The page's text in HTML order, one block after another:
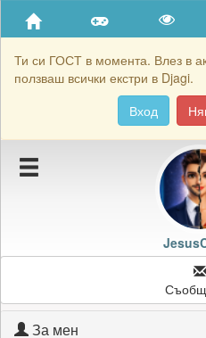
Ти си ГОСТ в момента. Влез в
ползваш всички екстри в Djagi.
Вход
Приятели
Хронология на игри
Подаръците на JesusChrist
Картичките на JesusChrist
Блокирай JesusChrist
За мен